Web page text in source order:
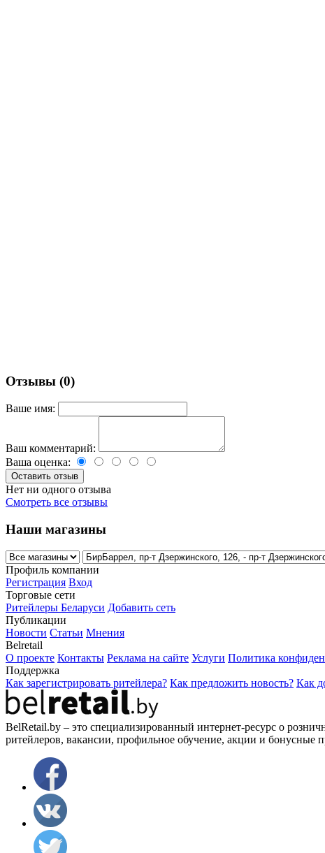
Отзывы (0)
Ваше имя:
Ваш комментарий:
Ваша оценка:
Нет ни одного отзыва
Смотреть все отзывы
Наши магазины
Профиль компании
Регистрация Вход
Торговые сети
Ритейлеры Беларуси Добавить сеть
Публикации
Новости Статьи Мнения
Belretail
О проекте Контакты Реклама на сайте Услуги Политика
Поддержка
Как зарегистрировать ритейлера? Как предложить новость? Как
BelRetail.by – это специализированный интернет-ресурс о
ритейлеров, вакансии, профильное обучение, акции и бонусные